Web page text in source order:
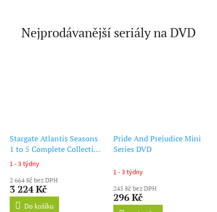
Nejprodávanější seriály na DVD
Stargate Atlantis Seasons
1 to 5 Complete Collection
DVD
Průměrné
produktu
je
5,0
1 - 3 týdny
2 664 Kč bez DPH
3 224 Kč
Do košíku
Pride And Prejudice Mini
Series DVD
1 - 3 týdny
245 Kč bez DPH
296 Kč